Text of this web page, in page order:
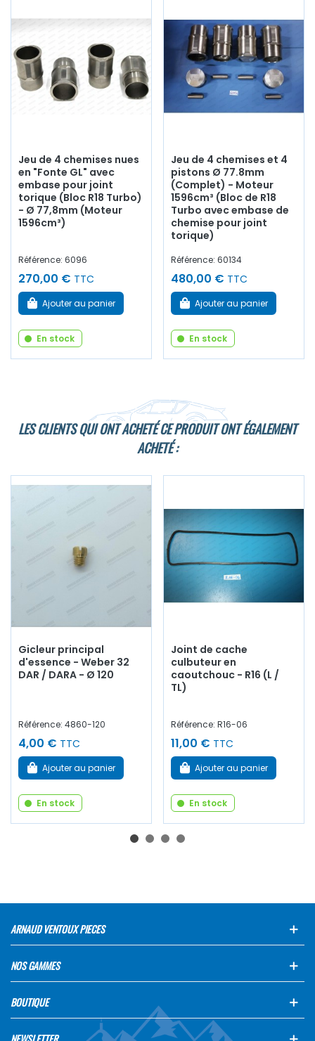
Jeu de 4 chemises nues
en "Fonte GL" avec
embase pour joint
torique (Bloc R18 Turbo)
- Ø 77,8mm (Moteur
1596cm³)
Référence: 6096
270,00 € TTC
Ajouter au panier
En stock
Jeu de 4 chemises et 4
pistons Ø 77.8mm
(Complet) - Moteur
1596cm³ (Bloc de R18
Turbo avec embase de
chemise pour joint
torique)
Référence: 60134
480,00 € TTC
Ajouter au panier
En stock
LES CLIENTS QUI ONT ACHETÉ CE PRODUIT ONT ÉGALEMENT
ACHETÉ :
Gicleur principal
d'essence - Weber 32
DAR / DARA - Ø 120
Référence: 4860-120
4,00 € TTC
Ajouter au panier
En stock
Joint de cache
culbuteur en
caoutchouc - R16 (L /
TL)
Référence: R16-06
11,00 € TTC
Ajouter au panier
En stock
ARNAUD VENTOUX PIECES
NOS GAMMES
BOUTIQUE